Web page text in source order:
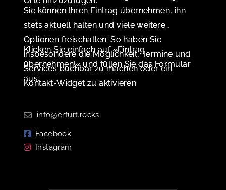
Sie können Ihren Eintrag übernehmen, ihn
stets aktuell halten und viele weitere
Optionen freischalten. So haben Sie
insbesondere die Möglichkeit, Termine und
Services buchbar zu machen oder ein
Kontakt-Widget zu aktivieren.
Klicken Sie einfach auf »Eintrag
übernehmen!« und füllen Sie das Formular
aus.
info@erfurt.rocks
Facebook
Instagram